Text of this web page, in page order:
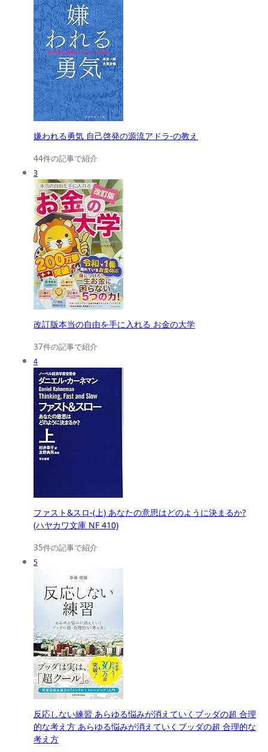
嫌われる勇気 自己啓発の源流アドラ-の教え
44件の記事で紹介
3
改訂版本当の自由を手に入れる お金の大学
37件の記事で紹介
4
ファスト&スロ-(上) あなたの意思はどのように決まるか?
(ハヤカワ文庫 NF 410)
35件の記事で紹介
5
反応しない練習 あらゆる悩みが消えていくブッダの超 合理
的な考え方 あらゆる悩みが消えていくブッダの超 合理的な
考え方